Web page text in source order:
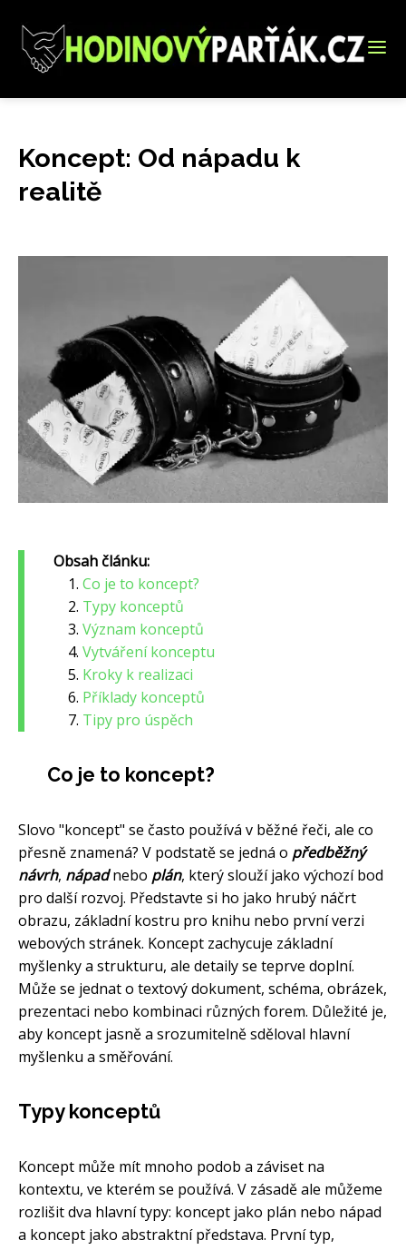
Koncept: Od nápadu k
realitě
Obsah článku:
Co je to koncept?
Typy konceptů
Význam konceptů
Vytváření konceptu
Kroky k realizaci
Příklady konceptů
Tipy pro úspěch
Co je to koncept?
Slovo "koncept" se často používá v běžné řeči, ale co
přesně znamená? V podstatě se jedná o předběžný
návrh, nápadnebo plán, který slouží jako výchozí bod
pro další rozvoj. Představte si ho jako hrubý náčrt
obrazu, základní kostru pro knihu nebo první verzi
webových stránek. Koncept zachycuje základní
myšlenky a strukturu, ale detaily se teprve doplní.
Může se jednat o textový dokument, schéma, obrázek,
prezentaci nebo kombinaci různých forem. Důležité je,
aby koncept jasně a srozumitelně sděloval hlavní
myšlenku a směřování.
Typy konceptů
Koncept může mít mnoho podob a záviset na
kontextu, ve kterém se používá. V zásadě ale můžeme
rozlišit dva hlavní typy: koncept jako plán nebo nápad
a koncept jako abstraktní představa. První typ,